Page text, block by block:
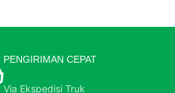
PENGIRIMAN CEPAT
Via Ekspedisi Truk